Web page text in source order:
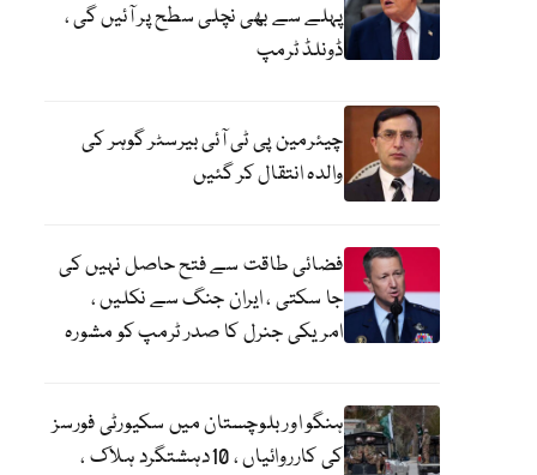
پہلے سے بھی نچلی سطح پر آئیں گی ،
ڈونلڈ ٹرمپ
چیئرمین پی ٹی آئی بیرسٹر گوہر کی
والدہ انتقال کر گئیں
فضائی طاقت سے فتح حاصل نہیں کی
جا سکتی ، ایران جنگ سے نکلیں ،
امریکی جنرل کا صدر ٹرمپ کو مشورہ
ہنگو اور بلوچستان میں سکیورٹی فورسز
کی کارروائیاں ، 10دہشتگرد ہلاک ،